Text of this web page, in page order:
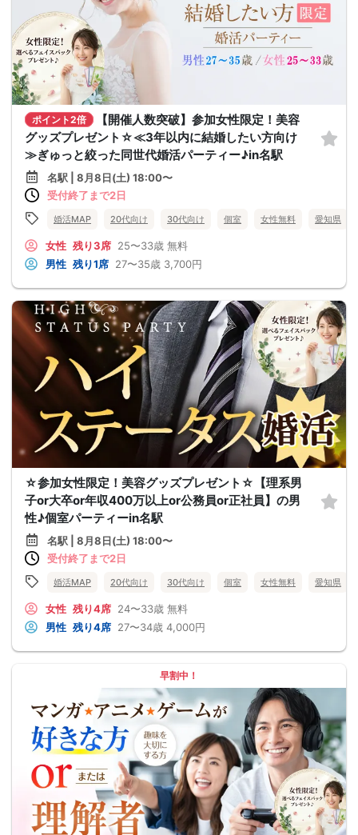
ポイント2倍
【開催人数突破】参加女性限定！美容
グッズプレゼント☆≪3年以内に結婚したい方向け
≫ぎゅっと絞った同世代婚活パーティー♪in名駅
名駅 | 8月8日(土) 18:00〜
受付終了まで2日
婚活MAP 20代向け 30代向け 個室 女性無料 愛知県
女性 残り3席 25〜33歳 無料
男性 残り1席 27〜35歳 3,700円
☆参加女性限定！美容グッズプレゼント☆【理系男
子or大卒or年収400万以上or公務員or正社員】の男
性♪個室パーティーin名駅
名駅 | 8月8日(土) 18:00〜
受付終了まで2日
婚活MAP 20代向け 30代向け 個室 女性無料 愛知県
女性 残り4席 24〜33歳 無料
男性 残り4席 27〜34歳 4,000円
早割中！